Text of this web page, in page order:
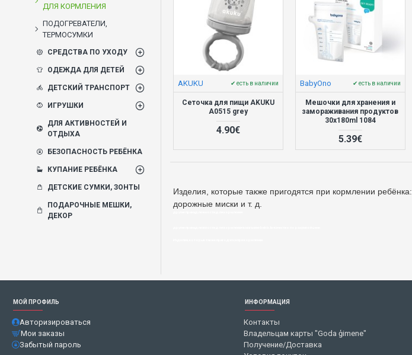
ДЛЯ КОРМЛЕНИЯ
ПОДОГРЕВАТЕЛИ,
ТЕРМОСУМКИ
СРЕДСТВА ПО УХОДУ
ОДЕЖДА ДЛЯ ДЕТЕЙ
ДЕТСКИЙ ТРАНСПОРТ
ИГРУШКИ
ДЛЯ АКТИВНОСТЕЙ И
ОТДЫХА
БЕЗОПАСНОСТЬ РЕБЁНКА
КУПАНИЕ РЕБЁНКА
ДЕТСКИЕ СУМКИ, ЗОНТЫ
ПОДАРОЧНЫЕ МЕШКИ,
ДЕКОР
Изделия, которые также пригодятся при кормлении ребёнка:
дорожные миски и т. д.
AKUKU ✔ есть в наличии
Сеточка для пищи AKUKU
A0515 grey
4.90€
BabyOno ✔ есть в наличии
Мешочки для хранения и
замораживания продуктов
30x180ml 1084
5.39€
МОЙ ПРОФИЛЬ
Авторизироваться
Мои заказы
Забытый пароль
ИНФОРМАЦИЯ
Контакты
Владельцам карты "Goda ģimene"
Получение/Доставка